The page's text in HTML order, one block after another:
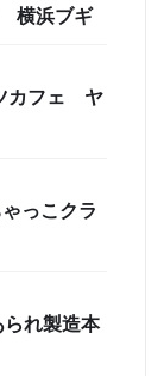
横浜ブギ
カフェ ヤ
っこクラ
れ製造本